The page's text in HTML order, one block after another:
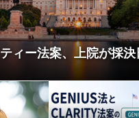
ィー法案、上院が採決